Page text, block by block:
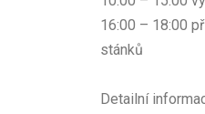
16:00 – 18:00
stánků
Detailní